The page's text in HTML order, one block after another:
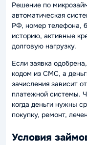
Решение по
автоматическая
РФ, номер телефона,
историю, активные
долговую нагрузку.
Если заявка
кодом из СМС, а
зачисления зависит
платежной системы.
когда деньги нужны
покупку, ремонт,
Условия